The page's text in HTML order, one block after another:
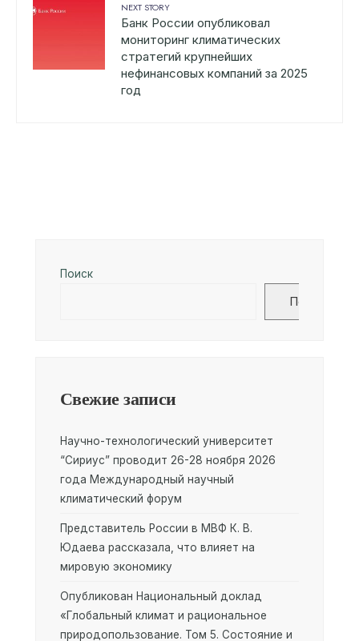
NEXT STORY
Банк России опубликовал
мониторинг климатических
стратегий крупнейших
нефинансовых компаний за 2025
год
Поиск
Поиск
Свежие записи
Научно-технологический университет
“Сириус” проводит 26-28 ноября 2026
года Международный научный
климатический форум
Представитель России в МВФ К. В.
Юдаева рассказала, что влияет на
мировую экономику
Опубликован Национальный доклад
«Глобальный климат и рациональное
природопользование. Том 5. Состояние и